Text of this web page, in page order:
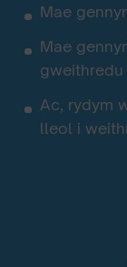
Mae
Mae
Ac, rydym
lleol i